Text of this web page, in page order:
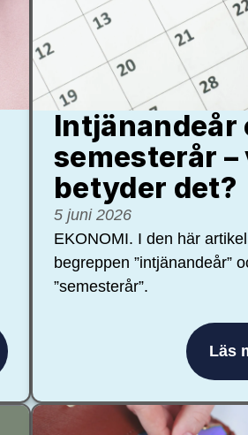
Intjänandeår
semesterår –
betyder det?
5 juni 2026
EKONOMI. I den här
begreppen ”intjänandeår”
”semesterår”.
Läs